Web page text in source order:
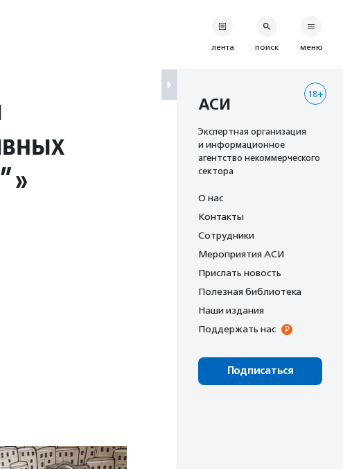
лента поиск меню
18+
АСИ
Экспертная организация
и информационное
агентство некоммерческого
сектора
О нас
Контакты
Сотрудники
Мероприятия АСИ
Прислать новость
Полезная библиотека
Наши издания
Поддержать нас
Подписаться